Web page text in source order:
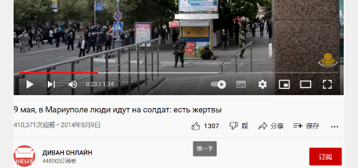
当日《纽约时报》发表的一则消息称，聚集在警
察局周围的居民在接受采访时表示，市警察局站
队亲俄武装分子，曾经反对乌克兰政府任命的新
任警察局长，且坦克进城“是为了对抗叛乱的警
察，而非武装分子”。众说纷纭，各执一词，这一
事件成为一桩历史谜案，背后真相现已难以查